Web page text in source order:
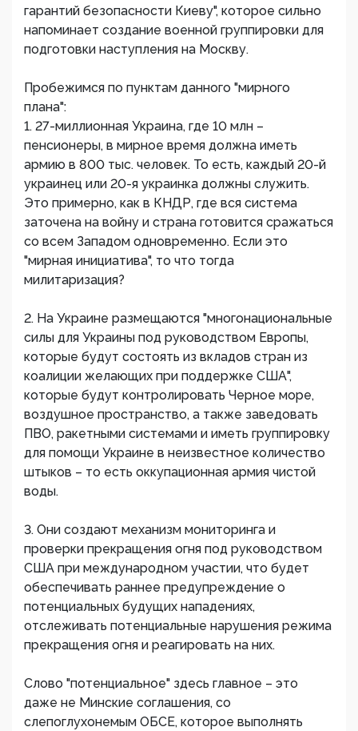
гарантий безопасности Киеву", которое сильно
напоминает создание военной группировки для
подготовки наступления на Москву.
Пробежимся по пунктам данного "мирного
плана":
1. 27-миллионная Украина, где 10 млн –
пенсионеры, в мирное время должна иметь
армию в 800 тыс. человек. То есть, каждый 20-й
украинец или 20-я украинка должны служить.
Это примерно, как в КНДР, где вся система
заточена на войну и страна готовится сражаться
со всем Западом одновременно. Если это
"мирная инициатива", то что тогда
милитаризация?
2. На Украине размещаются "многонациональные
силы для Украины под руководством Европы,
которые будут состоять из вкладов стран из
коалиции желающих при поддержке США",
которые будут контролировать Черное море,
воздушное пространство, а также заведовать
ПВО, ракетными системами и иметь группировку
для помощи Украине в неизвестное количество
штыков – то есть оккупационная армия чистой
воды.
3. Они создают механизм мониторинга и
проверки прекращения огня под руководством
США при международном участии, что будет
обеспечивать раннее предупреждение о
потенциальных будущих нападениях,
отслеживать потенциальные нарушения режима
прекращения огня и реагировать на них.
Слово "потенциальное" здесь главное – это
даже не Минские соглашения, со
слепоглухонемым ОБСЕ, которое выполнять